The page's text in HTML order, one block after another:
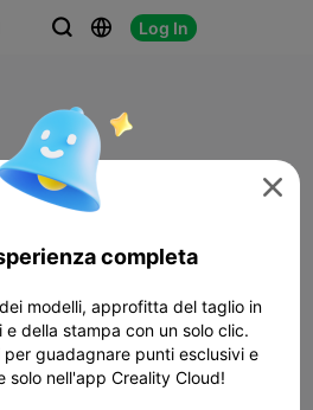
  Log In

completa
modelli, approfitta del taglio in
della stampa con un solo clic.
guadagnare punti esclusivi e
solo nell'app Creality Cloud!